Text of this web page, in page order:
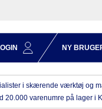
NY
i skærende værktøj og
20.000 varenumre på lager i